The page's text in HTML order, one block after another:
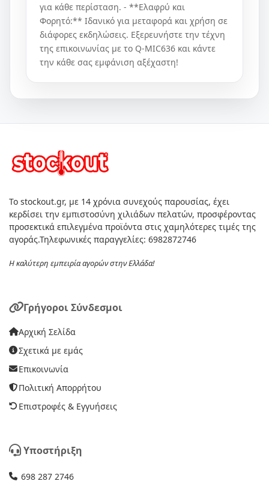
για κάθε περίσταση. - **Ελαφρύ και
Φορητό:** Ιδανικό για μεταφορά και χρήση σε
διάφορες εκδηλώσεις. Εξερευνήστε την τέχνη
της επικοινωνίας με το Q-MIC636 και κάντε
την κάθε σας εμφάνιση αξέχαστη!
Το stockout.gr, με 14 χρόνια συνεχούς παρουσίας, έχει
κερδίσει την εμπιστοσύνη χιλιάδων πελατών, προσφέροντας
προσεκτικά επιλεγμένα προϊόντα στις χαμηλότερες τιμές της
αγοράς.Τηλεφωνικές παραγγελίες: 6982872746
Η καλύτερη εμπειρία αγορών στην Ελλάδα!
Γρήγοροι Σύνδεσμοι
Αρχική Σελίδα
Σχετικά με εμάς
Επικοινωνία
Πολιτική Απορρήτου
Επιστροφές & Εγγυήσεις
Υποστήριξη
698 287 2746